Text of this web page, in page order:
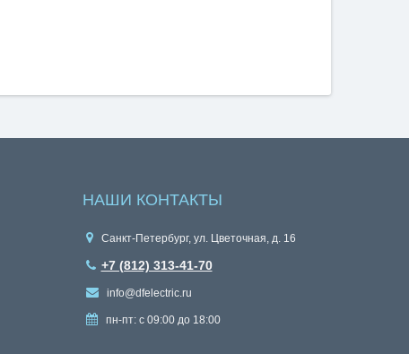
НАШИ КОНТАКТЫ
Санкт-Петербург, ул. Цветочная, д. 16
+7 (812) 313-41-70
info@dfelectric.ru
пн-пт: с 09:00 до 18:00